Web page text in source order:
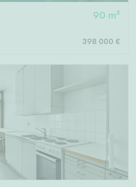
90 m²
398 000 €